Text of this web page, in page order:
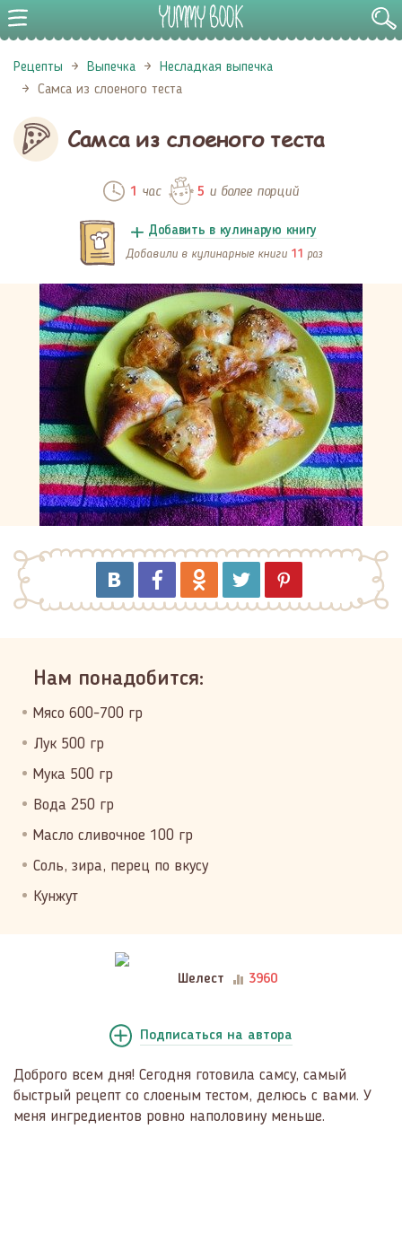
Рецепты Выпечка
Несладкая выпечка
Самса из слоеного теста
Самса из слоеного теста
1 час 5 и более порций
Добавить в кулинарую книгу
Добавили в кулинарные книги 11 раз
Нам понадобится:
Мясо 600-700 гр
Лук 500 гр
Мука 500 гр
Вода 250 гр
Масло сливочное 100 гр
Соль, зира, перец по вкусу
Кунжут
Шелест 3960
Подписаться на автора
Доброго всем дня! Сегодня готовила самсу, самый
быстрый рецепт со слоеным тестом, делюсь с вами. У
меня ингредиентов ровно наполовину меньше.